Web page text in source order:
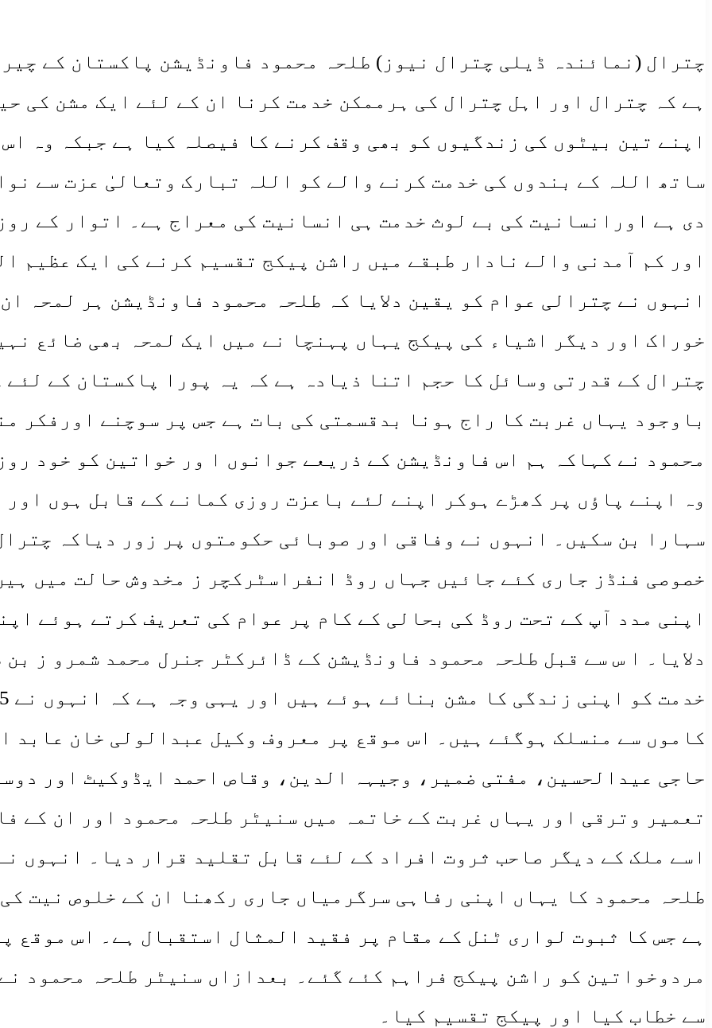
چترال (نمائندہ ڈیلی چترال نیوز) طلحہ محمود فاونڈیشن پاکستان کے
ہے کہ چترال اور اہل چترال کی ہرممکن خدمت کرنا ان کے لئے ایک مشن کی
اپنے تین بیٹوں کی زندگیوں کو بھی وقف کرنے کا فیصلہ کیا ہے جبکہ وہ
ساتھ اللہ کے بندوں کی خدمت کرنے والے کو اللہ تبارک وتعالیٰ عزت سے
دی ہے اورانسانیت کی بے لوث خدمت ہی انسانیت کی معراج ہے۔ اتوار کے
اور کم آمدنی والے نادار طبقے میں راشن پیکج تقسیم کرنے کی ایک عظیم
انہوں نے چترالی عوام کو یقین دلایا کہ طلحہ محمود فاونڈیشن ہر لمحہ
خوراک اور دیگر اشیاء کی پیکج یہاں پہنچا نے میں ایک لمحہ بھی ضائع
چترال کے قدرتی وسائل کا حجم اتنا ذیادہ ہے کہ یہ پورا پاکستان کے
باوجود یہاں غربت کا راج ہونا بدقسمتی کی بات ہے جس پر سوچنے اورفکر
محمود نے کہاکہ ہم اس فاونڈیشن کے ذریعے جوانوں ا ور خواتین کو خود
وہ اپنے پاؤں پر کھڑے ہوکر اپنے لئے باعزت روزی کمانے کے قابل ہوں
سہارا بن سکیں۔ انہوں نے وفاقی اور صوبائی حکومتوں پر زور دیاکہ
خصوصی فنڈز جاری کئے جائیں جہاں روڈ انفراسٹرکچر ز مخدوش حالت میں
اپنی مدد آپ کے تحت روڈ کی بحالی کے کام پر عوام کی تعریف کرتے ہوئے
دلایا۔ ا س سے قبل طلحہ محمود فاونڈیشن کے ڈائرکٹر جنرل محمد شمرو ز
کاموں سے منسلک ہوگئے ہیں۔ اس موقع پر معروف وکیل عبدالولی خان عابد
حاجی عیدالحسین، مفتی ضمیر، وجیہہ الدین، وقاص احمد ایڈوکیٹ اور
تعمیر وترقی اور یہاں غربت کے خاتمہ میں سنیٹر طلحہ محمود اور ان کے
اسے ملک کے دیگر صاحب ثروت افراد کے لئے قابل تقلید قرار دیا۔ انہوں
طلحہ محمود کا یہاں اپنی رفاہی سرگرمیاں جاری رکھنا ان کے خلوص نیت
ہے جس کا ثبوت لواری ٹنل کے مقام پر فقید المثال استقبال ہے۔ اس موقع
مردوخواتین کو راشن پیکج فراہم کئے گئے۔ بعدازاں سنیٹر طلحہ محمود
سے خطاب کیا اور پیکج تقسیم کیا۔